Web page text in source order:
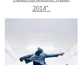
2014".